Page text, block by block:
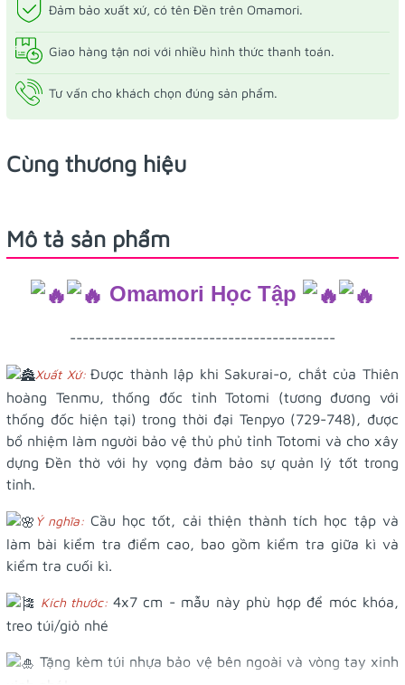
Đảm bảo xuất xứ, có tên Đền trên Omamori.
Giao hàng tận nơi với nhiều hình thức thanh toán.
Tư vấn cho khách chọn đúng sản phẩm.
Cùng thương hiệu
Mô tả sản phẩm
Omamori Học Tập
------------------------------------------
Xuất Xứ:Được thành lập khi Sakurai-o, chắt của Thiên
hoàng Tenmu, thống đốc tỉnh Totomi (tương đương với
thống đốc hiện tại) trong thời đại Tenpyo (729-748), được
bổ nhiệm làm người bảo vệ thủ phủ tỉnh Totomi và cho xây
dựng Đền thờ với hy vọng đảm bảo sự quản lý tốt trong
tỉnh.
Ý nghĩa: Cầu học tốt, cải thiện thành tích học tập và
làm bài kiểm tra điểm cao, bao gồm kiểm tra giữa kì và
kiểm tra cuối kì.
Kích thước: 4x7 cm - mẫu này phù hợp để móc khóa,
treo túi/giỏ nhé
Tặng kèm túi nhựa bảo vệ bên ngoài và vòng tay xinh